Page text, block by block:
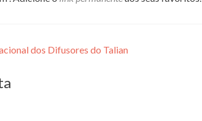
dos Difusores do Talian